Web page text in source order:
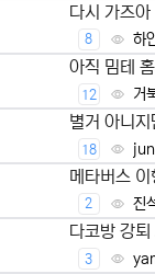
다시 가즈아
8 하
아직 밈테
12 거
별거 아니
18
메타버스
2 진
다코방 강퇴
3